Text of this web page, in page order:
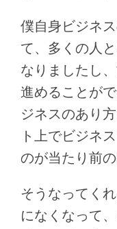
僕自身ビジネ
て、多くの人
なりましたし
進めることが
ジネスのあり
ト上でビジネ
のが当たり前
そうなってく
になくなって